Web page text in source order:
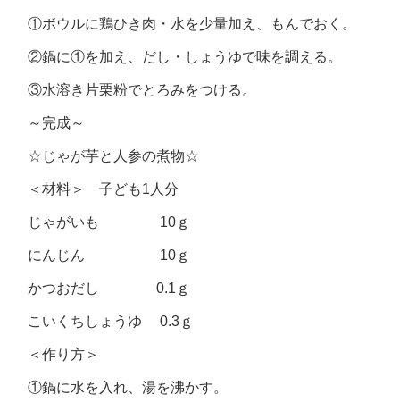
①ボウルに鶏ひき肉・水を少量加え、もんでおく。
②鍋に①を加え、だし・しょうゆで味を調える。
③水溶き片栗粉でとろみをつける。
～完成～
☆じゃが芋と人参の煮物☆
＜材料＞ 子ども1人分
じゃがいも 10ｇ
にんじん 10ｇ
かつおだし 0.1ｇ
こいくちしょうゆ 0.3ｇ
＜作り方＞
①鍋に水を入れ、湯を沸かす。